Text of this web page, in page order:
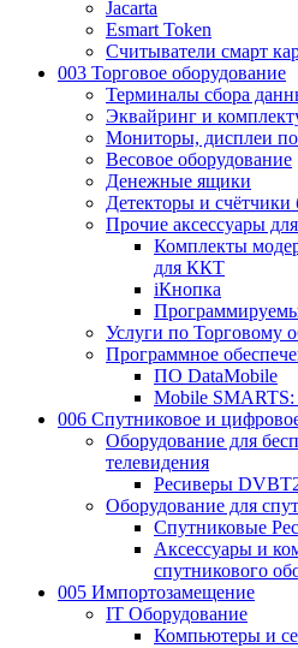
Jacarta
Esmart Token
Считыватели смарт
003 Торговое оборудование
Терминалы сбора
Эквайринг и
Мониторы, дисплеи
Весовое оборудование
Денежные ящики
Детекторы и счётчики
Прочие аксессуары
Комплекты
для ККТ
iКнопка
Услуги по Торговому
Программное
ПО DataMobile
Mobile
006 Спутниковое и
Оборудование для
телевидения
Ресиверы
Оборудование для
Спутниковые
Аксессуары и
спутникового
005 Импортозамещение
IT Оборудование
Компьютеры и